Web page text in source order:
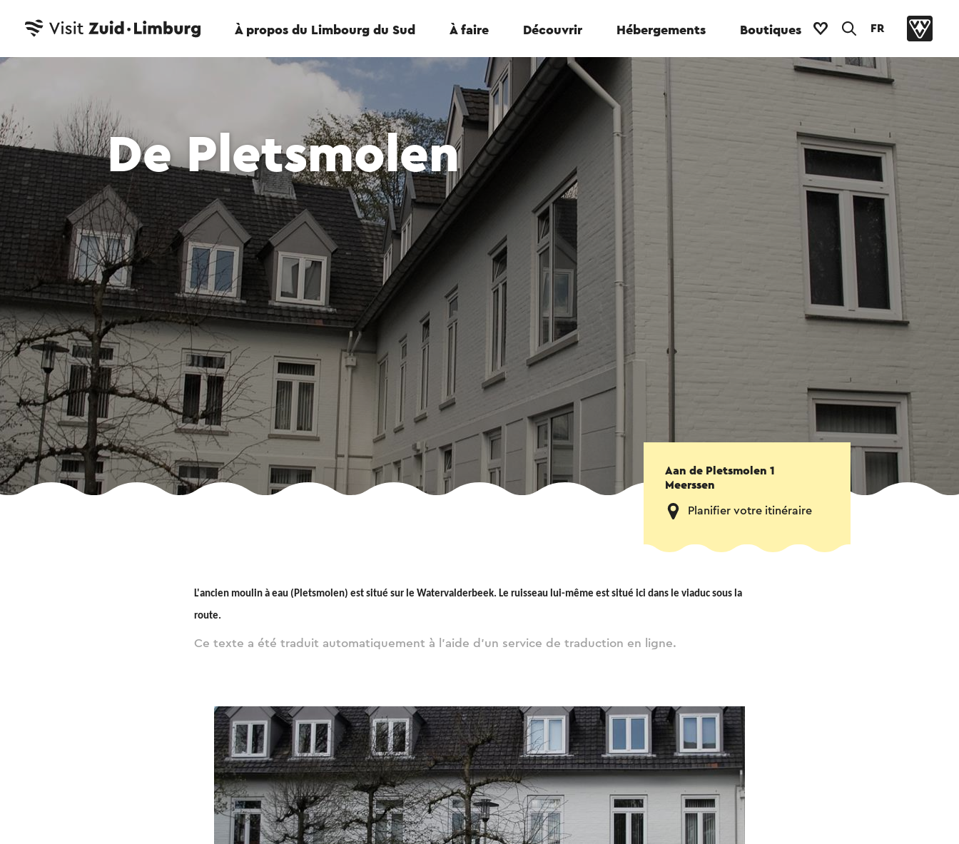
À propos du Limbourg du Sud À faire Découvrir Hébergements Boutiques FR
De Pletsmolen
Aan de Pletsmolen 1
Meerssen
Planifier votre itinéraire
L'ancien moulin à eau (Pletsmolen) est situé sur le Watervalderbeek. Le ruisseau lui-même est situé ici dans le viaduc sous la
route.
Ce texte a été traduit automatiquement à l'aide d'un service de traduction en ligne.